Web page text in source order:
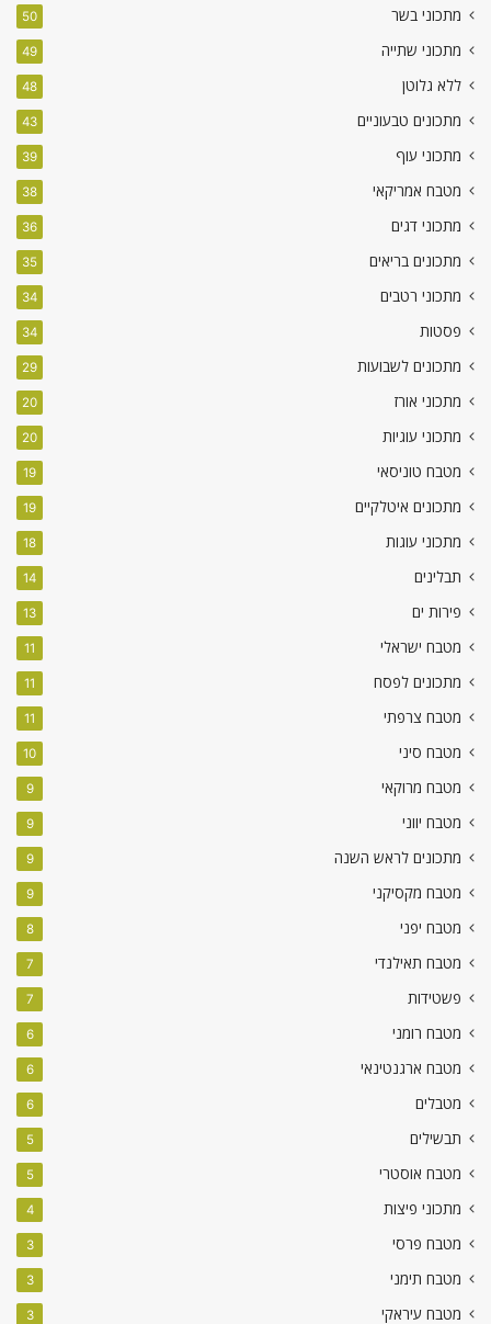
מתכוני בשר 50
מתכוני שתייה 49
ללא גלוטן 48
מתכונים טבעוניים 43
מתכוני עוף 39
מטבח אמריקאי 38
מתכוני דגים 36
מתכונים בריאים 35
מתכוני רטבים 34
פסטות 34
מתכונים לשבועות 29
מתכוני אורז 20
מתכוני עוגיות 20
מטבח טוניסאי 19
מתכונים איטלקיים 19
מתכוני עוגות 18
תבלינים 14
פירות ים 13
מטבח ישראלי 11
מתכונים לפסח 11
מטבח צרפתי 11
מטבח סיני 10
מטבח מרוקאי 9
מטבח יווני 9
מתכונים לראש השנה 9
מטבח מקסיקני 9
מטבח יפני 8
מטבח תאילנדי 7
פשטידות 7
מטבח רומני 6
מטבח ארגנטינאי 6
מטבלים 6
תבשילים 5
מטבח אוסטרי 5
מתכוני פיצות 4
מטבח פרסי 3
מטבח תימני 3
מטבח עיראקי 3